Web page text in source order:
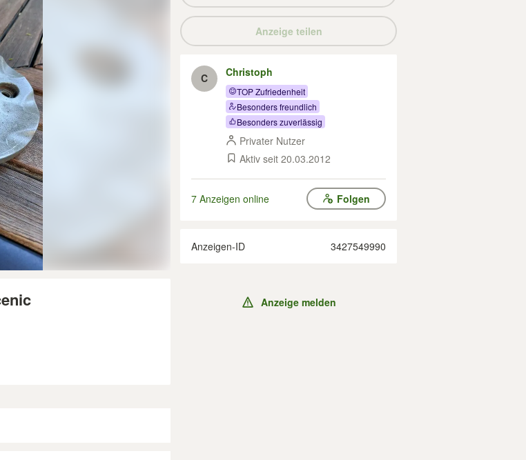
Anzeige teilen
C Christoph
TOP Zufriedenheit
Besonders freundlich
Besonders zuverlässig
Privater Nutzer
Aktiv seit 20.03.2012
7 Anzeigen online Folgen
Anzeigen-ID 3427549990
Anzeige melden